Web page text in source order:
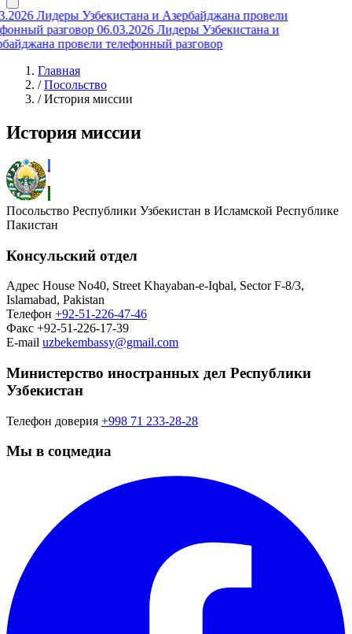
Лидеры Узбекистана и Азербайджана провели
разговор 06.03.2026 Лидеры Узбекистана и
провели телефонный разговор
Главная
/ Посольство
/ История миссии
История миссии
Посольство Республики Узбекистан в Исламской Республике
Пакистан
Консульский отдел
Адрес House No40, Street Khayaban-e-Iqbal, Sector F-8/3,
Islamabad, Pakistan
Телефон +92-51-226-47-46
Факс +92-51-226-17-39
E-mail uzbekembassy@gmail.com
Министерство иностранных дел Республики
Узбекистан
Телефон доверия +998 71 233-28-28
Мы в соцмедиа